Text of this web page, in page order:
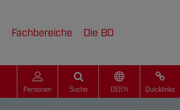
Fachbereiche Die BO
Personen Suche DE| EN Quicklinks